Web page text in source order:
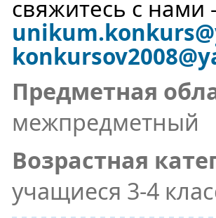
свяжитесь с нами
unikum.konkurs
Предметная
межпредметный
Возрастная
учащиеся 3-4